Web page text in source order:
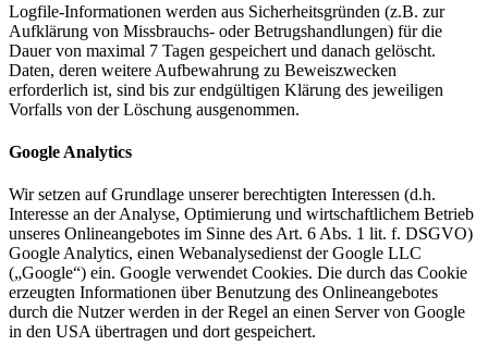
Logfile-Informationen werden aus Sicherheitsgründen (z.B. zur
Aufklärung von Missbrauchs- oder Betrugshandlungen) für die
Dauer von maximal 7 Tagen gespeichert und danach gelöscht.
Daten, deren weitere Aufbewahrung zu Beweiszwecken
erforderlich ist, sind bis zur endgültigen Klärung des jeweiligen
Vorfalls von der Löschung ausgenommen.
Google Analytics
Wir setzen auf Grundlage unserer berechtigten Interessen (d.h.
Interesse an der Analyse, Optimierung und wirtschaftlichem Betrieb
unseres Onlineangebotes im Sinne des Art. 6 Abs. 1 lit. f. DSGVO)
Google Analytics, einen Webanalysedienst der Google LLC
(„Google“) ein. Google verwendet Cookies. Die durch das Cookie
erzeugten Informationen über Benutzung des Onlineangebotes
durch die Nutzer werden in der Regel an einen Server von Google
in den USA übertragen und dort gespeichert.